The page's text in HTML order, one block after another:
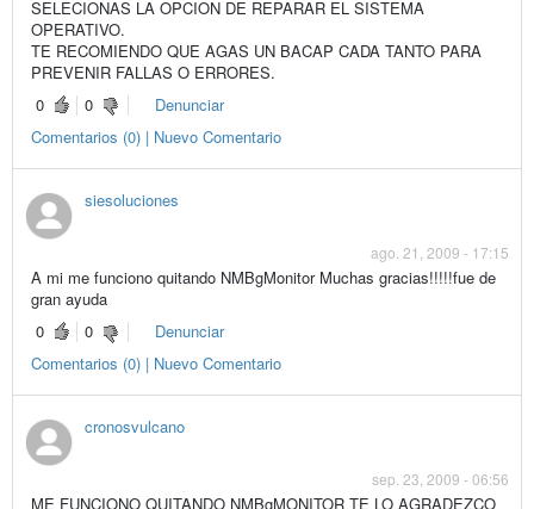
SELECIONAS LA OPCION DE REPARAR EL SISTEMA
OPERATIVO.
TE RECOMIENDO QUE AGAS UN BACAP CADA TANTO PARA
PREVENIR FALLAS O ERRORES.
0
0
Denunciar
Comentarios (0) | Nuevo Comentario
siesoluciones
ago. 21, 2009 - 17:15
A mi me funciono quitando NMBgMonitor Muchas gracias!!!!!fue de
gran ayuda
0
0
Denunciar
Comentarios (0) | Nuevo Comentario
cronosvulcano
sep. 23, 2009 - 06:56
ME FUNCIONO QUITANDO NMBgMONITOR TE LO AGRADEZCO